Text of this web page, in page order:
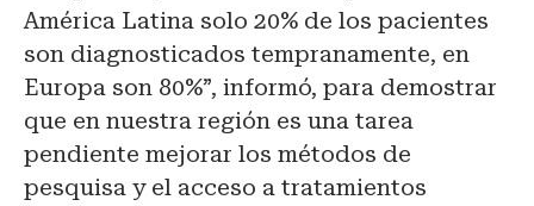
América Latina solo 20% de los pacientes
son diagnosticados tempranamente, en
Europa son 80%”, informó, para demostrar
que en nuestra región es una tarea
pendiente mejorar los métodos de
pesquisa y el acceso a tratamientos